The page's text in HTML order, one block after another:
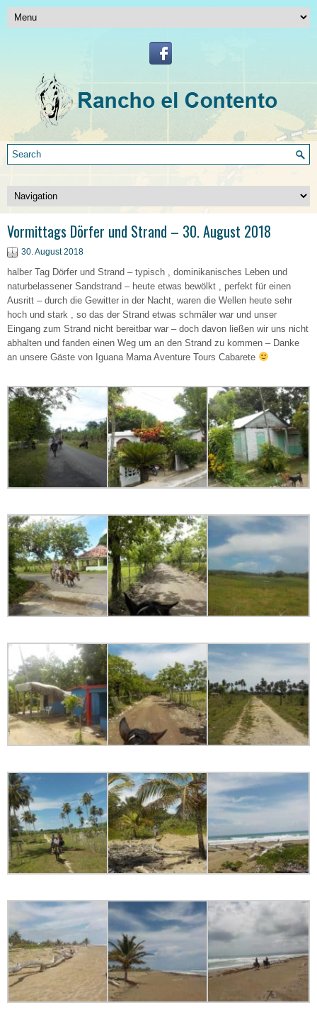
Vormittags Dörfer und Strand – 30. August 2018
30. August 2018
halber Tag Dörfer und Strand – typisch , dominikanisches Leben und
naturbelassener Sandstrand – heute etwas bewölkt , perfekt für einen
Ausritt – durch die Gewitter in der Nacht, waren die Wellen heute sehr
hoch und stark , so das der Strand etwas schmäler war und unser
Eingang zum Strand nicht bereitbar war – doch davon ließen wir uns nicht
abhalten und fanden einen Weg um an den Strand zu kommen – Danke
an unsere Gäste von Iguana Mama Aventure Tours Cabarete